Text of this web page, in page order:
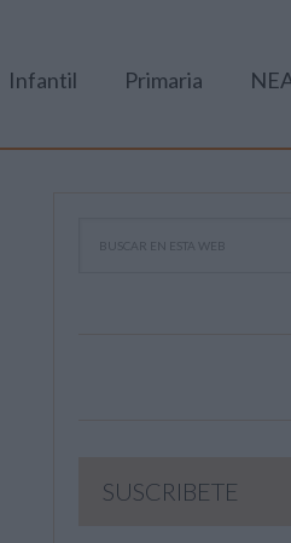
Infantil Primaria
SUSCRIBETE